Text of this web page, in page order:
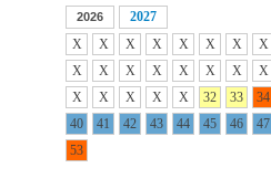
2026
2027
X
X X X X X X X
X
X X X X X X X
X
X X X X 32 33 34
40
41 42 43 44 45 46 47
53